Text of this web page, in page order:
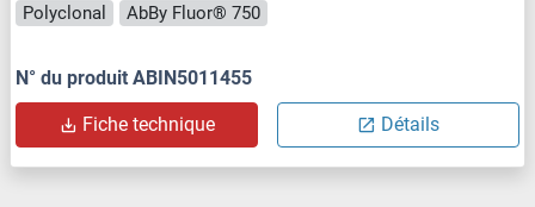
Polyclonal
AbBy Fluor® 750
N° du produit ABIN5011455
Fiche technique Détails